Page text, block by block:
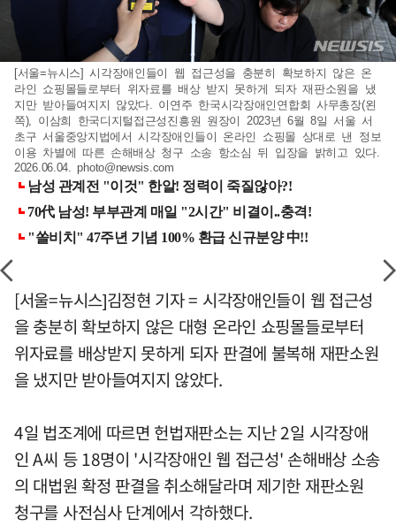
[서울=뉴시스] 시각장애인들이 웹 접근성을 충분히 확보하지 않은 온
라인 쇼핑몰들로부터 위자료를 배상 받지 못하게 되자 재판소원을 냈
지만 받아들여지지 않았다. 이연주 한국시각장애인연합회 사무총장(왼
쪽), 이삼희 한국디지털접근성진흥원 원장이 2023년 6월 8일 서울 서
초구 서울중앙지법에서 시각장애인들이 온라인 쇼핑몰 상대로 낸 정보
이용 차별에 따른 손해배상 청구 소송 항소심 뒤 입장을 밝히고 있다.
2026.06.04.photo@newsis.com
[서울=뉴시스]김정현 기자 = 시각장애인들이 웹 접근성
을 충분히 확보하지 않은 대형 온라인 쇼핑몰들로부터
위자료를 배상받지 못하게 되자 판결에 불복해 재판소원
을 냈지만 받아들여지지 않았다.
4일 법조계에 따르면 헌법재판소는 지난 2일 시각장애
인 A씨 등 18명이 '시각장애인 웹 접근성' 손해배상 소송
의 대법원 확정 판결을 취소해달라며 제기한 재판소원
청구를 사전심사 단계에서 각하했다.